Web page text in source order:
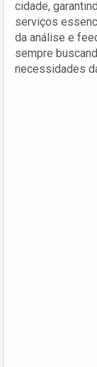
cidade,
serviços
da análise e
sempre
necessidades